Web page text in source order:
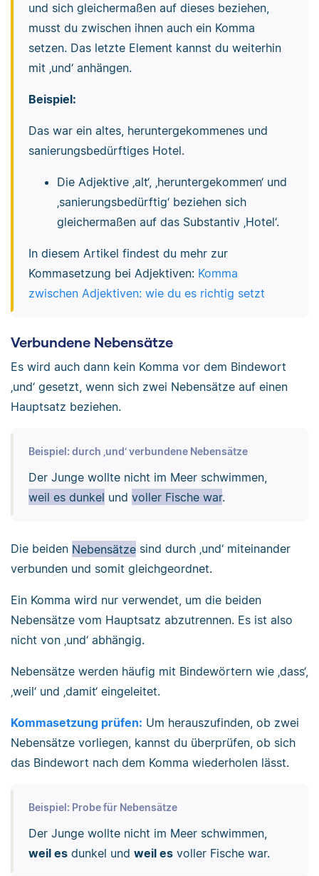
und sich gleichermaßen auf dieses beziehen,
musst du zwischen ihnen auch ein Komma
setzen. Das letzte Element kannst du weiterhin
mit ‚und‘ anhängen.
Beispiel:
Das war ein altes, heruntergekommenes und
sanierungsbedürftiges Hotel.
Die Adjektive ‚alt‘, ‚heruntergekommen‘ und
‚sanierungsbedürftig‘ beziehen sich
gleichermaßen auf das Substantiv ‚Hotel‘.
In diesem Artikel findest du mehr zur
Kommasetzung bei Adjektiven: Komma
zwischen Adjektiven: wie du es richtig setzt
Verbundene Nebensätze
Es wird auch dann kein Komma vor dem Bindewort
‚und‘ gesetzt, wenn sich zwei Nebensätze auf einen
Hauptsatz beziehen.
Beispiel: durch ‚und‘ verbundene Nebensätze
Der Junge wollte nicht im Meer schwimmen,
weil es dunkel und voller Fische war.
Die beiden Nebensätze sind durch ‚und‘ miteinander
verbunden und somit gleichgeordnet.
Ein Komma wird nur verwendet, um die beiden
Nebensätze vom Hauptsatz abzutrennen. Es ist also
nicht von ‚und‘ abhängig.
Nebensätze werden häufig mit Bindewörtern wie ‚dass‘,
‚weil‘ und ‚damit‘ eingeleitet.
Kommasetzung prüfen: Um herauszufinden, ob zwei
Nebensätze vorliegen, kannst du überprüfen, ob sich
das Bindewort nach dem Komma wiederholen lässt.
Beispiel: Probe für Nebensätze
Der Junge wollte nicht im Meer schwimmen,
weil esdunkel und weil esvoller Fische war.